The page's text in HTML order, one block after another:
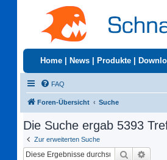
Home News Produkte
FAQ
Foren-Übersicht Suche
Die Suche ergab 5393
Zur erweiterten Suche
Suche